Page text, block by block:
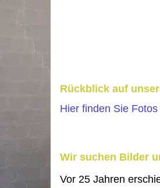
Rückblick auf
Hier finden Sie
Wir suchen Bilder
Vor 25 Jahren